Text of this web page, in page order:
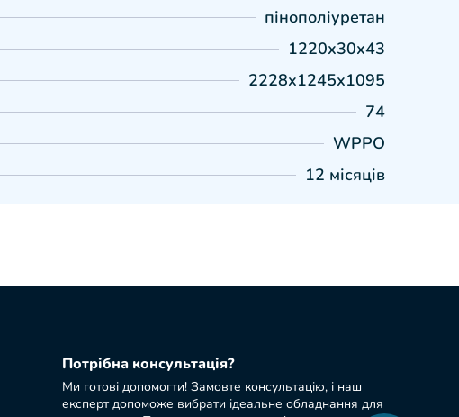
пінополіуретан
1220х30х43
2228х1245х1095
74
WPPO
12 місяців
Потрібна консультація?
Ми готові допомогти! Замовте консультацію, і наш
експерт допоможе вибрати ідеальне обладнання для